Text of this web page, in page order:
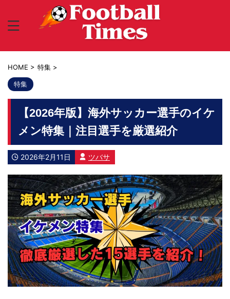
HOME > 特集 >
特集
【2026年版】海外サッカー選手のイケ
メン特集｜注目選手を厳選紹介
2026年2月11日 ツバサ